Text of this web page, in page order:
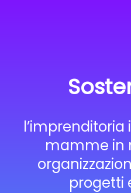
l’imprenditoria
mamme in
progetti